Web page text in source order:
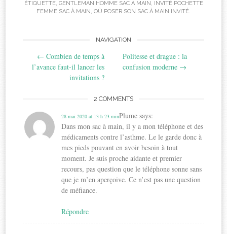
ÉTIQUETTE, GENTLEMAN HOMME SAC À MAIN, INVITÉ POCHETTE
FEMME SAC À MAIN, OÙ POSER SON SAC À MAIN INVITÉ.
navigation
NAVIGATION
← Combien de temps à
l’avance faut-il lancer les
invitations ?
Politesse et drague : la
confusion moderne →
2 COMMENTS
Plume says:
28 mai 2020 at 13 h 23 min
Dans mon sac à main, il y a mon téléphone et des
médicaments contre l’asthme. Le le garde donc à
mes pieds pouvant en avoir besoin à tout
moment. Je suis proche aidante et premier
recours, pas question que le téléphone sonne sans
que je m’en aperçoive. Ce n’est pas une question
de méfiance.
Répondre